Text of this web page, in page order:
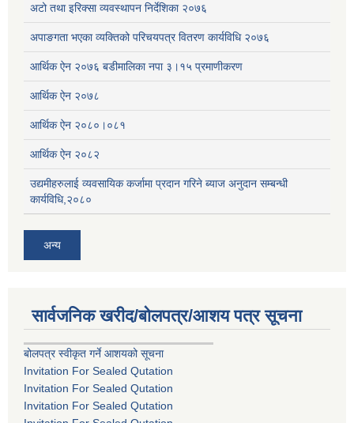
अटो तथा इरिक्सा व्यवस्थापन निर्देशिका २०७६
अपाङगता भएका व्यक्तिको परिचयपत्र वितरण कार्यविधि २०७६
आर्थिक ऐन २०७६ बडीमालिका नपा ३।१५ प्रमाणीकरण
आर्थिक ऐन २०७८
आर्थिक ऐन २०८०।०८१
आर्थिक ऐन २०८२
उद्यमीहरुलाई व्यवसायिक कर्जामा प्रदान गरिने ब्याज अनुदान सम्बन्धी
कार्यविधि,२०८०
अन्य
सार्वजनिक खरीद/बोलपत्र/आशय पत्र सूचना
बोलपत्र स्वीकृत गर्ने आशयको सूचना
Invitation For Sealed Qutation
Invitation For Sealed Qutation
Invitation For Sealed Qutation